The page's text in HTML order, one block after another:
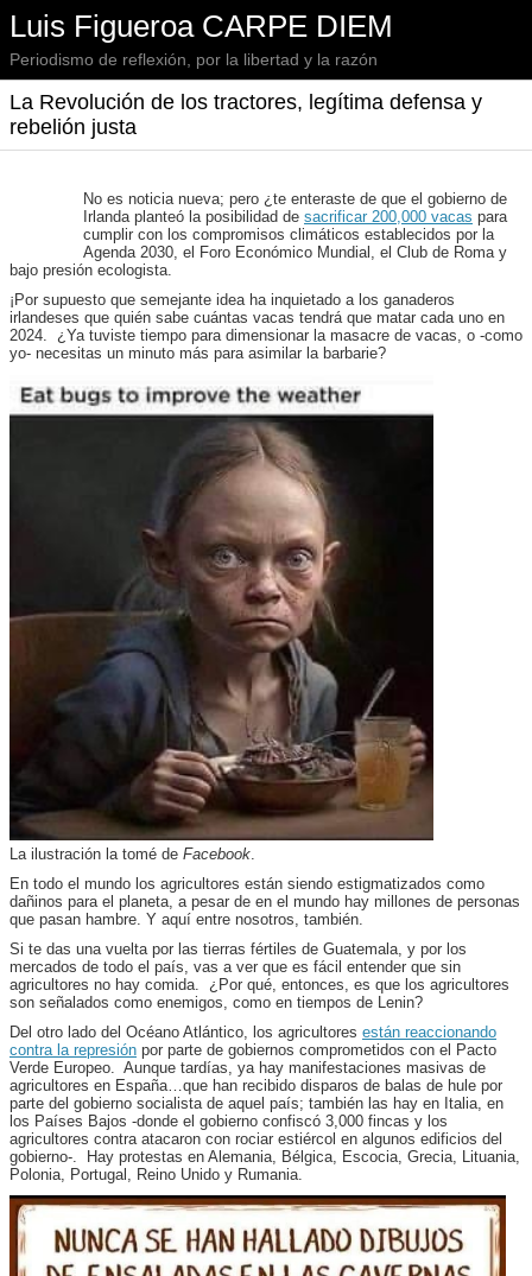
Luis Figueroa CARPE DIEM
Periodismo de reflexión, por la libertad y la razón
La Revolución de los tractores, legítima defensa y
rebelión justa
No es noticia nueva; pero ¿te enteraste de que el gobierno de
Irlanda planteó la posibilidad de sacrificar 200,000 vacas para
cumplir con los compromisos climáticos establecidos por la
Agenda 2030, el Foro Económico Mundial, el Club de Roma y
bajo presión ecologista.
¡Por supuesto que semejante idea ha inquietado a los ganaderos
irlandeses que quién sabe cuántas vacas tendrá que matar cada uno en
2024. ¿Ya tuviste tiempo para dimensionar la masacre de vacas, o -como
yo- necesitas un minuto más para asimilar la barbarie?
La ilustración la tomé de Facebook
En todo el mundo los agricultores están siendo estigmatizados como
dañinos para el planeta, a pesar de en el mundo hay millones de personas
que pasan hambre. Y aquí entre nosotros, también.
Si te das una vuelta por las tierras fértiles de Guatemala, y por los
mercados de todo el país, vas a ver que es fácil entender que sin
agricultores no hay comida. ¿Por qué, entonces, es que los agricultores
son señalados como enemigos, como en tiempos de Lenin?
Del otro lado del Océano Atlántico, los agricultores están reaccionando
contra la represión por parte de gobiernos comprometidos con el Pacto
Verde Europeo. Aunque tardías, ya hay manifestaciones masivas de
agricultores en España…que han recibido disparos de balas de hule por
parte del gobierno socialista de aquel país; también las hay en Italia, en
los Países Bajos -donde el gobierno confiscó 3,000 fincas y los
agricultores contra atacaron con rociar estiércol en algunos edificios del
gobierno-. Hay protestas en Alemania, Bélgica, Escocia, Grecia, Lituania,
Polonia, Portugal, Reino Unido y Rumania.